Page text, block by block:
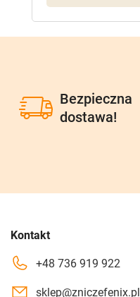
Bezpieczna
dostawa!
Kontakt
+48 736 919 922
sklep@zniczefenix.pl